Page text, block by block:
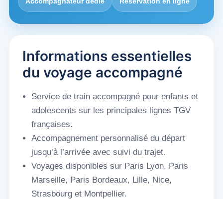
Informations essentielles
du voyage accompagné
Service de train accompagné pour enfants et
adolescents sur les principales lignes TGV
françaises.
Accompagnement personnalisé du départ
jusqu’à l’arrivée avec suivi du trajet.
Voyages disponibles sur Paris Lyon, Paris
Marseille, Paris Bordeaux, Lille, Nice,
Strasbourg et Montpellier.